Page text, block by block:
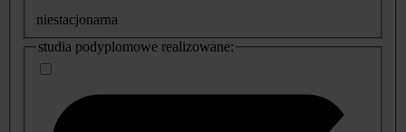
niestacjonarna
studia podyplomowe realizowane: